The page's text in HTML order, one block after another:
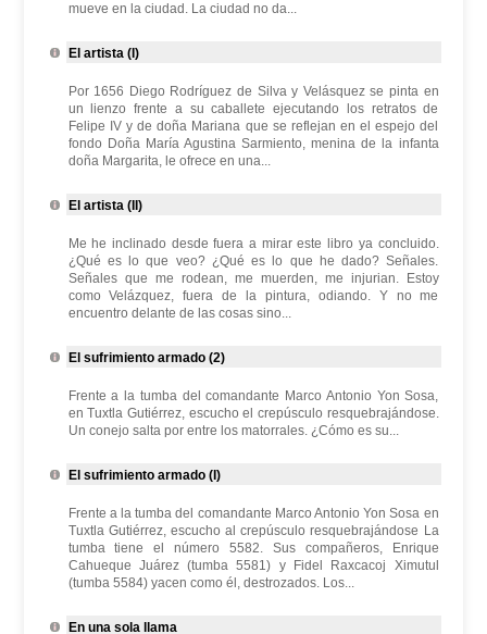
mueve en la ciudad. La ciudad no da...
El artista (I)
Por 1656 Diego Rodríguez de Silva y Velásquez se pinta en
un lienzo frente a su caballete ejecutando los retratos de
Felipe IV y de doña Mariana que se reflejan en el espejo del
fondo Doña María Agustina Sarmiento, menina de la infanta
doña Margarita, le ofrece en una...
El artista (II)
Me he inclinado desde fuera a mirar este libro ya concluido.
¿Qué es lo que veo? ¿Qué es lo que he dado? Señales.
Señales que me rodean, me muerden, me injurian. Estoy
como Velázquez, fuera de la pintura, odiando. Y no me
encuentro delante de las cosas sino...
El sufrimiento armado (2)
Frente a la tumba del comandante Marco Antonio Yon Sosa,
en Tuxtla Gutiérrez, escucho el crepúsculo resquebrajándose.
Un conejo salta por entre los matorrales. ¿Cómo es su...
El sufrimiento armado (I)
Frente a la tumba del comandante Marco Antonio Yon Sosa en
Tuxtla Gutiérrez, escucho al crepúsculo resquebrajándose La
tumba tiene el número 5582. Sus compañeros, Enrique
Cahueque Juárez (tumba 5581) y Fidel Raxcacoj Ximutul
(tumba 5584) yacen como él, destrozados. Los...
En una sola llama